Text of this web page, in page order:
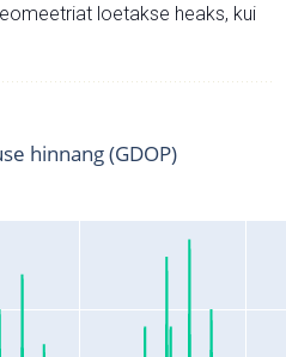
loetakse heaks, kui
hinnang (GDOP)